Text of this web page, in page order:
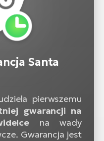
Santa
pierwszemu
gwarancji na
na wady
Gwarancja jest